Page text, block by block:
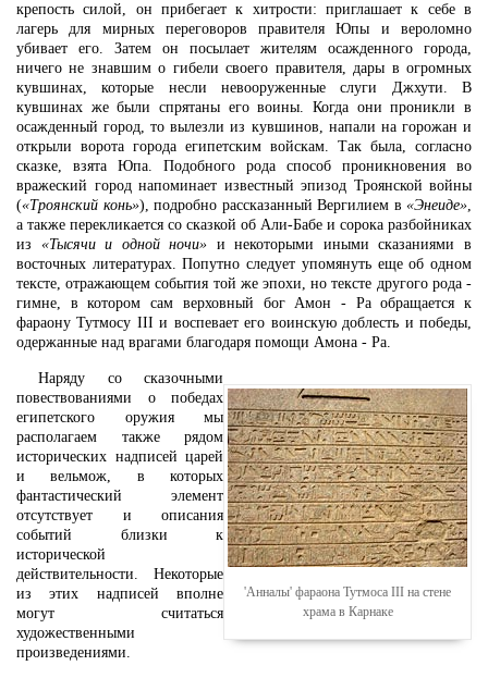
крепость силой, он прибегает к хитрости: приглашает к себе в
лагерь для мирных переговоров правителя Юпы и вероломно
убивает его. Затем он посылает жителям осажденного города,
ничего не знавшим о гибели своего правителя, дары в огромных
кувшинах, которые несли невооруженные слуги Джхути. В
кувшинах же были спрятаны его воины. Когда они проникли в
осажденный город, то вылезли из кувшинов, напали на горожан и
открыли ворота города египетским войскам. Так была, согласно
сказке, взята Юпа. Подобного рода способ проникновения во
вражеский город напоминает известный эпизод Троянской войны
(«Троянский конь»), подробно рассказанный Вергилием в «Энеиде»,
а также перекликается со сказкой об Али-Бабе и сорока разбойниках
из «Тысячи и одной ночи» и некоторыми иными сказаниями в
восточных литературах. Попутно следует упомянуть еще об одном
тексте, отражающем события той же эпохи, но тексте другого рода -
гимне, в котором сам верховный бог Амон - Ра обращается к
фараону Тутмосу III и воспевает его воинскую доблесть и победы,
одержанные над врагами благодаря помощи Амона - Ра.
'Анналы' фараона Тутмоса III на стене
храма в Карнаке
Наряду со сказочными
повествованиями о победах
египетского оружия мы
располагаем также рядом
исторических надписей царей
и вельмож, в которых
фантастический элемент
отсутствует и описания
событий близки к
исторической
действительности. Некоторые
из этих надписей вполне
могут считаться
художественными
произведениями.